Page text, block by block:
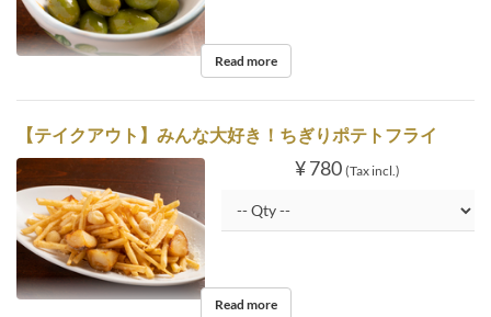
Read more
【テイクアウト】みんな大好き！ちぎりポテトフライ
¥ 780 (Tax incl.)
Read more